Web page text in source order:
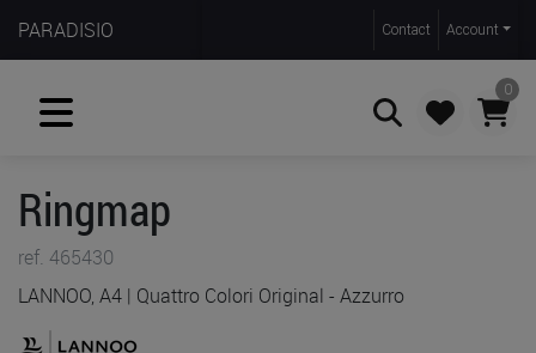
PARADISIO Contact Account
0
Ringmap
ref. 465430
LANNOO, A4 | Quattro Colori Original - Azzurro